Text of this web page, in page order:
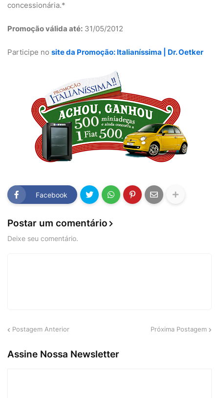
concessionária.*
Promoção válida até: 31/05/2012
Participe no site da Promoção: Italianíssima | Dr. Oetker
Facebook
Postar um comentário
Deixe seu comentário.
Postagem Anterior Próxima Postagem
Assine Nossa Newsletter